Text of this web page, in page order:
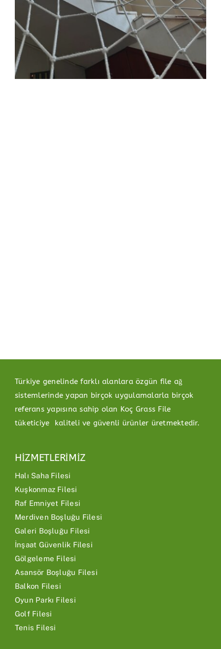
Türkiye genelinde farklı alanlara özgün file ağ
sistemlerinde yapan birçok uygulamalarla birçok
referans yapısına sahip olan Koç Grass File
tüketiciye kaliteli ve güvenli ürünler üretmektedir.
HİZMETLERİMİZ
Halı Saha Filesi
Kuşkonmaz Filesi
Raf Emniyet Filesi
Merdiven Boşluğu Filesi
Galeri Boşluğu Filesi
İnşaat Güvenlik Filesi
Gölgeleme Filesi
Asansör Boşluğu Filesi
Balkon Filesi
Oyun Parkı Filesi
Golf Filesi
Tenis Filesi